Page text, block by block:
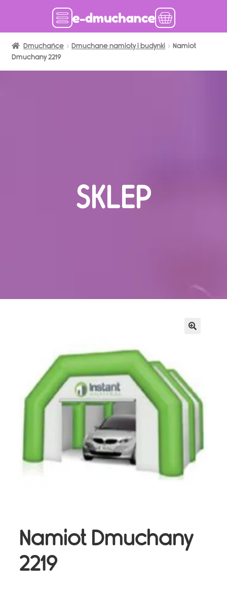
Dmuchańce w magazynie
Produkcja Dmuchańców
Sale Zabaw
Dmuchańce Dmuchane namioty i budynki
Namiot
Dmuchany 2219
Namiot Dmuchany
2219